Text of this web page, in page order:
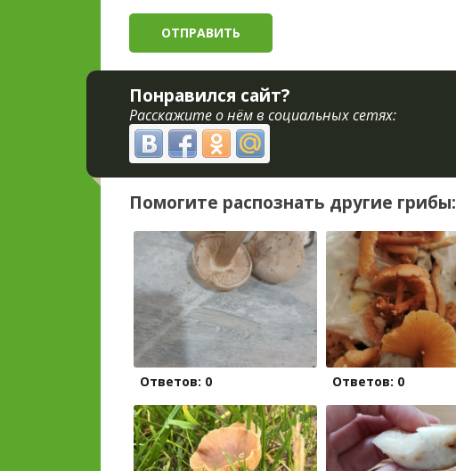
Понравился сайт?
Расскажите о нём в социальных сетях:
Помогите распознать другие грибы:
Ответов: 0 Ответов: 0